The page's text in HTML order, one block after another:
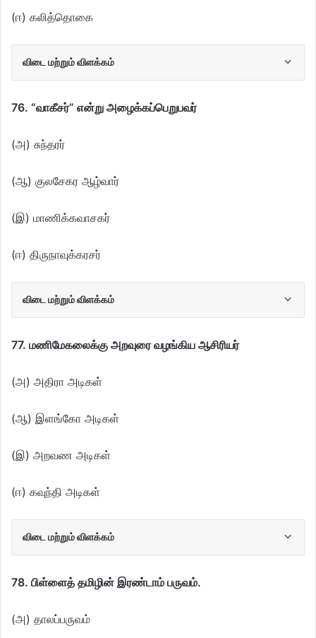
(ஈ) கலித்தொகை
விடை மற்றும் விளக்கம்
76. “வாகீசர்” என்று அழைக்கப்பெறுபவர்
(அ) சுந்தரர்
(ஆ) குலசேகர ஆழ்வார்
(இ) மாணிக்கவாசகர்
(ஈ) திருநாவுக்கரசர்
விடை மற்றும் விளக்கம்
77. மணிமேகலைக்கு அறவுரை வழங்கிய ஆசிரியர்
(அ) அதிரா அடிகள்
(ஆ) இளங்கோ அடிகள்
(இ) அறவண அடிகள்
(ஈ) கவுந்தி அடிகள்
விடை மற்றும் விளக்கம்
78. பிள்ளைத் தமிழின் இரண்டாம் பருவம்.
(அ) தாலப்பருவம்